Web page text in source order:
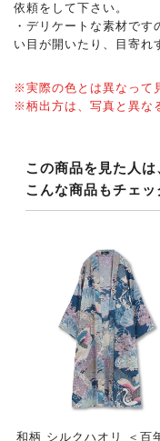
依頼をして下さい。
・デリケートな素材で
い目が開いたり、目寄れ
※実際の色とは異なって
※柄出方は、写真と異な
この商品を見た人は
こんな商品もチェッ
和柄 シルクハオリ ＜百